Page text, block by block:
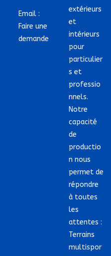
Email :
Faire une
demande
extérieurs
et
intérieurs
pour
particulier
s et
professio
nnels.
Notre
capacité
de
productio
n nous
permet de
répondre
à toutes
les
attentes :
Terrains
multispor